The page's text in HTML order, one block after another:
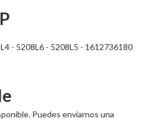
- 5208L6 - 5208L5 - 1612736180
Puedes enviarnos una